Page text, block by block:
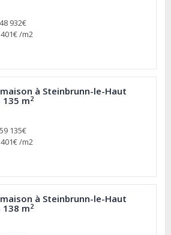
932€
/m2
à Steinbrunn-le-Haut
135 m2
135€
/m2
à Steinbrunn-le-Haut
138 m2